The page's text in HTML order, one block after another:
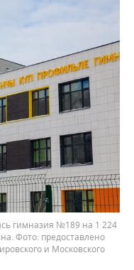
гимназия №189 на 1 224
предоставлено
и Московского